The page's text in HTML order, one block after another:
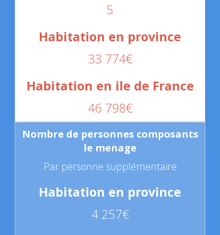
5
33 774€
46 798€
Par personne supplémentaire
4 257€